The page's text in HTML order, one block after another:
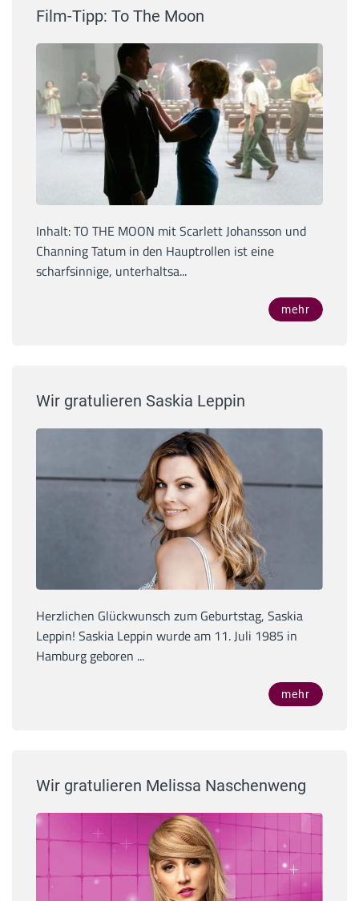
Film-Tipp: To The Moon
Inhalt: TO THE MOON mit Scarlett Johansson und
Channing Tatum in den Hauptrollen ist eine
scharfsinnige, unterhaltsa...
mehr
Wir gratulieren Saskia Leppin
Herzlichen Glückwunsch zum Geburtstag, Saskia
Leppin! Saskia Leppin wurde am 11. Juli 1985 in
Hamburg geboren ...
mehr
Wir gratulieren Melissa Naschenweng